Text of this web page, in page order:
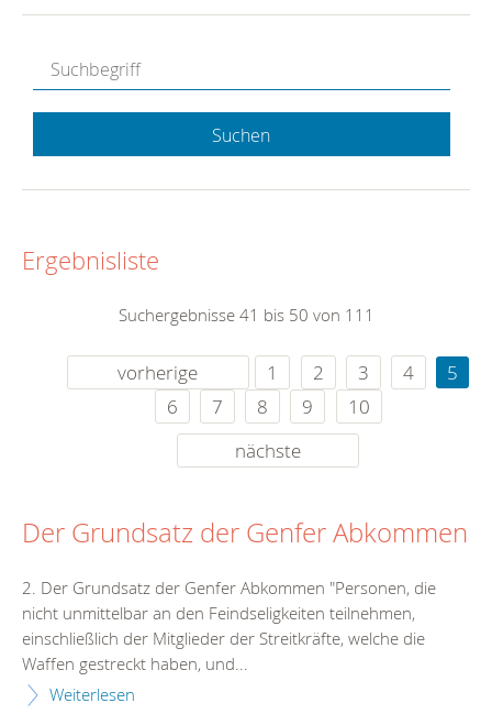
Suchen
Ergebnisliste
Suchergebnisse 41 bis 50 von 111
vorherige 1 2 3 4
5
6
7 8 9
10
nächste
Der Grundsatz der Genfer Abkommen
2. Der Grundsatz der Genfer Abkommen "Personen, die
nicht unmittelbar an den Feindseligkeiten teilnehmen,
einschließlich der Mitglieder der Streitkräfte, welche die
Waffen gestreckt haben, und...
Weiterlesen